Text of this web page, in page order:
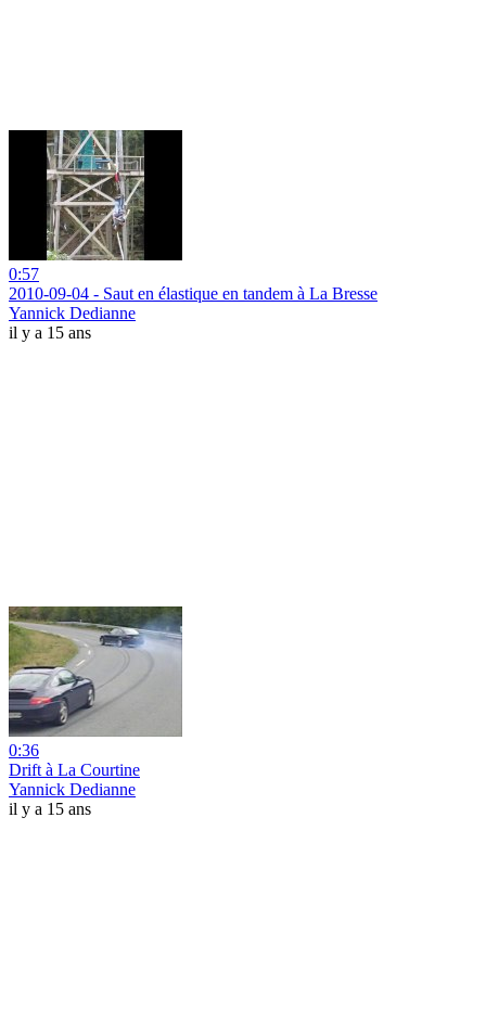
0:57
2010-09-04 - Saut en élastique en tandem à La Bresse
Yannick Dedianne
il y a 15 ans
0:36
Drift à La Courtine
Yannick Dedianne
il y a 15 ans